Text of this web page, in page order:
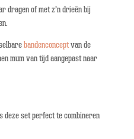
dragen of met z’n drieën bij
bandenconceptvan de
mum van tijd aangepast naar
set perfect te combineren